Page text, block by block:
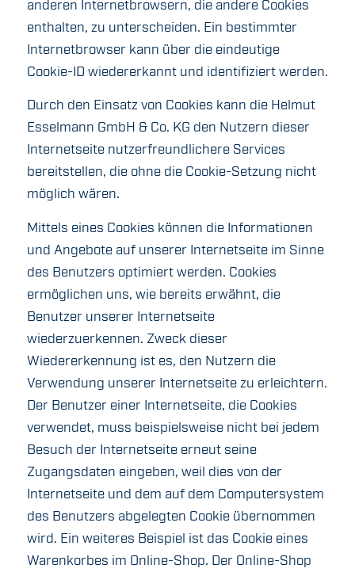
anderen Internetbrowsern, die andere Cookies
enthalten, zu unterscheiden. Ein bestimmter
Internetbrowser kann über die eindeutige
Cookie-ID wiedererkannt und identifiziert werden.
Durch den Einsatz von Cookies kann die Helmut
Esselmann GmbH & Co. KG den Nutzern dieser
Internetseite nutzerfreundlichere Services
bereitstellen, die ohne die Cookie-Setzung nicht
möglich wären.
Mittels eines Cookies können die Informationen
und Angebote auf unserer Internetseite im Sinne
des Benutzers optimiert werden. Cookies
ermöglichen uns, wie bereits erwähnt, die
Benutzer unserer Internetseite
wiederzuerkennen. Zweck dieser
Wiedererkennung ist es, den Nutzern die
Verwendung unserer Internetseite zu erleichtern.
Der Benutzer einer Internetseite, die Cookies
verwendet, muss beispielsweise nicht bei jedem
Besuch der Internetseite erneut seine
Zugangsdaten eingeben, weil dies von der
Internetseite und dem auf dem Computersystem
des Benutzers abgelegten Cookie übernommen
wird. Ein weiteres Beispiel ist das Cookie eines
Warenkorbes im Online-Shop. Der Online-Shop